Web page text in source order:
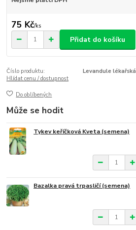
75 Kč/ks
Přidat do košíku
Číslo produktu:
Levandule lékařská
Hlídat cenu / dostupnost
Do oblíbených
Může se hodit
Tykev keříčková Kveta (semena)
Bazalka pravá trpasličí (semena)